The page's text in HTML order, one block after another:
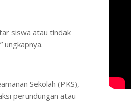
siswa atau tindak
ungkapnya.
Sekolah (PKS),
perundungan atau